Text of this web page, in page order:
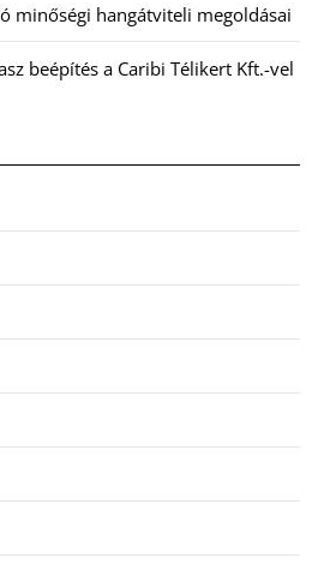
minőségi hangátviteli megoldásai
beépítés a Caribi Télikert Kft.-vel